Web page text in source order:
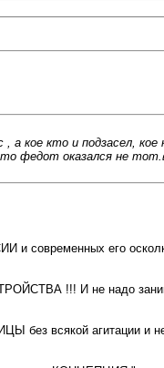
а кое кто и подзасел,
что федот оказался не
его
!!! И не надо
агитации и не